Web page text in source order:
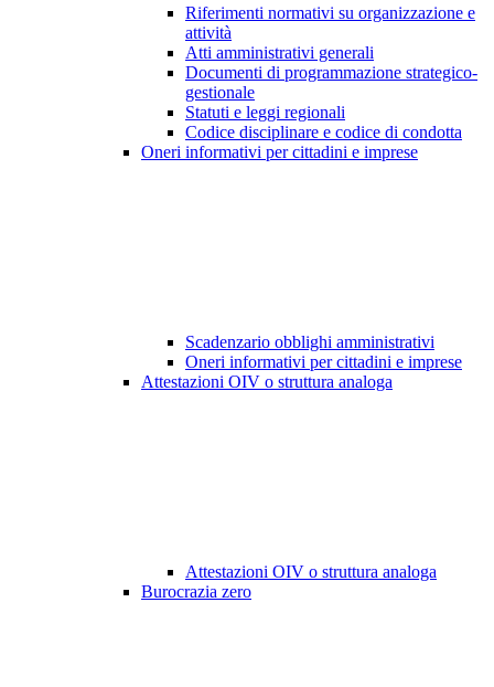
Riferimenti normativi su organizzazione e
attività
Atti amministrativi generali
Documenti di programmazione strategico-
gestionale
Statuti e leggi regionali
Codice disciplinare e codice di condotta
Oneri informativi per cittadini e imprese
Scadenzario obblighi amministrativi
Oneri informativi per cittadini e imprese
Attestazioni OIV o struttura analoga
Attestazioni OIV o struttura analoga
Burocrazia zero